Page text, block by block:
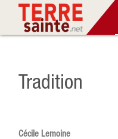
Tradition
Cécile Lemoine